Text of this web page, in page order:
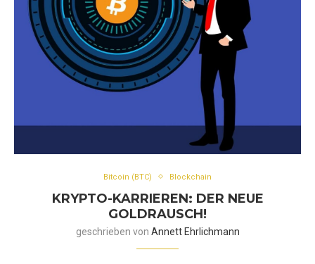
Bitcoin (BTC) Blockchain
KRYPTO-KARRIEREN: DER NEUE
GOLDRAUSCH!
geschrieben von Annett Ehrlichmann